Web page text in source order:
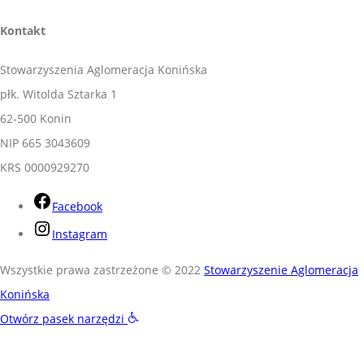
Kontakt
Stowarzyszenia Aglomeracja Konińska
płk. Witolda Sztarka 1
62-500 Konin
NIP 665 3043609
KRS 0000929270
Facebook
Instagram
Wszystkie prawa zastrzeżone © 2022 Stowarzyszenie Aglomeracja
Konińska
Otwórz pasek narzędzi